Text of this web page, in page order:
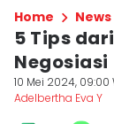
Home News
5 Tips
Negosiasi
10 Mei 2024, 09:00
Adelbertha Eva Y